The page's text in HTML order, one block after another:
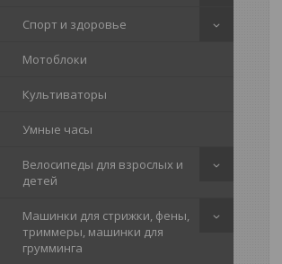
Спорт и здоровье
Мотоблоки
Культиваторы
Умные часы
Велосипеды для взрослых и
детей
Машинки для стрижки, фены,
триммеры, машинки для
грумминга